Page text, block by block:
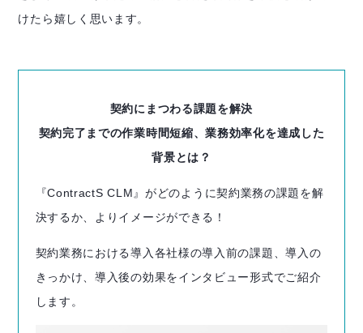
けたら嬉しく思います。
契約にまつわる課題を解決
契約完了までの作業時間短縮、業務効率化を達成した
背景とは？
『ContractS CLM』がどのように契約業務の課題を解
決するか、よりイメージができる！
契約業務における導入各社様の導入前の課題、導入の
きっかけ、導入後の効果をインタビュー形式でご紹介
します。